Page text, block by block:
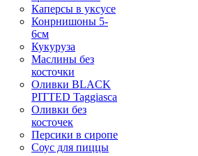
Каперсы в уксусе
Конрнишоны 5-
6см
Кукуруза
Маслины без
косточки
Оливки BLACK
PITTED Taggiasca
Оливки без
косточек
Персики в сиропе
Соус для пиццы